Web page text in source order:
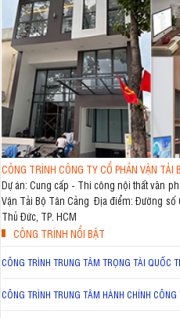
CÔNG TRÌNH CÔNG TY CỔ PHẦN VẬN TẢI
Dự án: Cung cấp - Thi công nội thất văn
Vận Tải Bộ Tân Cảng Địa điểm: Đường số
Thủ Đức, TP. HCM
CÔNG TRÌNH NỔI BẬT
CÔNG TRÌNH TRUNG TÂM TRỌNG TÀI QUỐC
CÔNG TRÌNH TRUNG TÂM HÀNH CHÍNH CÔNG